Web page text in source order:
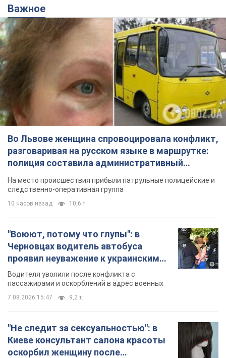
Важное
Во Львове женщина спровоцировала конфликт,
разговаривая на русском языке в маршрутке:
полиция составила административный
протокол. Видео
На место происшествия прибыли патрульные полицейские и
следственно-оперативная группа
10 часов назад 10,6 т.
"Воюют, потому что глупы": в
Черновцах водитель автобуса
проявил неуважение к украинским
военным и поплатился за это.
Видео
Водителя уволили после конфликта с
пассажирами и оскорблений в адрес военных
7.08.2026 15:47 9,2 т.
"Не следит за сексуальностью": в
Киеве консультант салона красоты
оскорбил женщину после